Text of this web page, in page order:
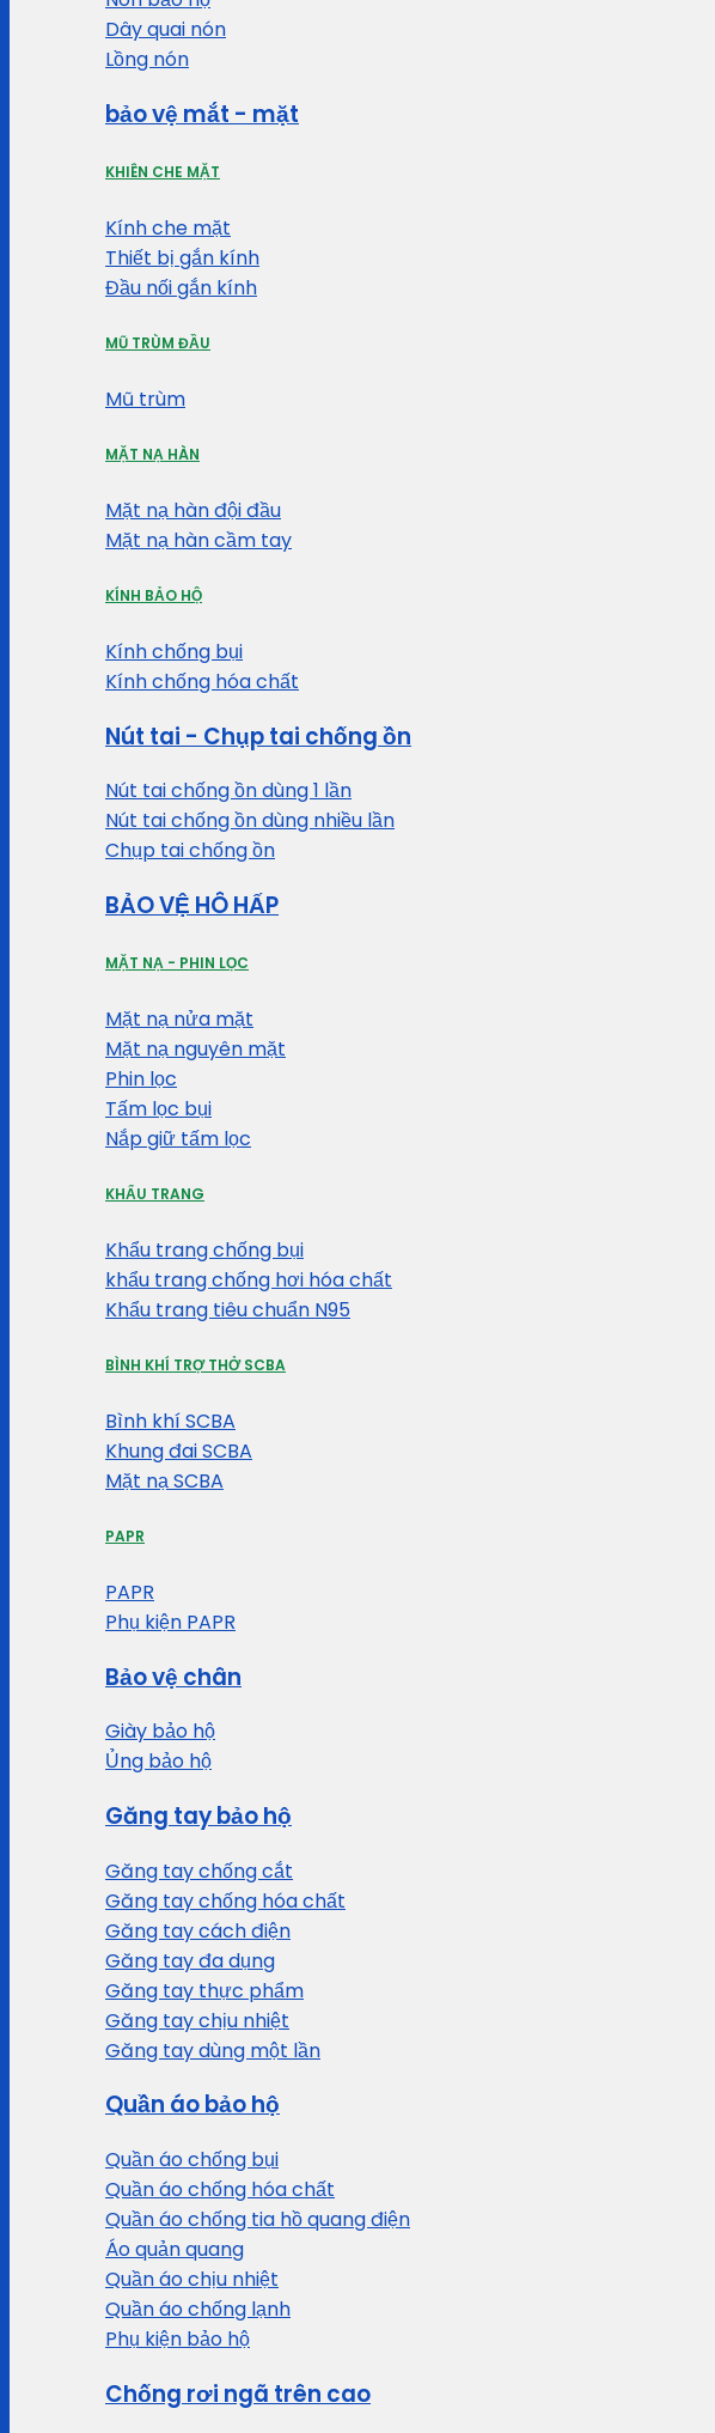
Dây quai nón
Lồng nón
bảo vệ mắt - mặt
KHIÊN CHE MẶT
Kính che mặt
Thiết bị gắn kính
Đầu nối gắn kính
MŨ TRÙM ĐẦU
Mũ trùm
MẶT NẠ HÀN
Mặt nạ hàn đội đầu
Mặt nạ hàn cầm tay
KÍNH BẢO HỘ
Kính chống bụi
Kính chống hóa chất
Nút tai - Chụp tai chống ồn
Nút tai chống ồn dùng 1 lần
Nút tai chống ồn dùng nhiều lần
Chụp tai chống ồn
BẢO VỆ HÔ HẤP
MẶT NẠ - PHIN LỌC
Mặt nạ nửa mặt
Mặt nạ nguyên mặt
Phin lọc
Tấm lọc bụi
Nắp giữ tấm lọc
KHẨU TRANG
Khẩu trang chống bụi
khẩu trang chống hơi hóa chất
Khẩu trang tiêu chuẩn N95
BÌNH KHÍ TRỢ THỞ SCBA
Bình khí SCBA
Khung đai SCBA
Mặt nạ SCBA
PAPR
PAPR
Phụ kiện PAPR
Bảo vệ chân
Giày bảo hộ
Ủng bảo hộ
Găng tay bảo hộ
Găng tay chống cắt
Găng tay chống hóa chất
Găng tay cách điện
Găng tay đa dụng
Găng tay thực phẩm
Găng tay chịu nhiệt
Găng tay dùng một lần
Quần áo bảo hộ
Quần áo chống bụi
Quần áo chống hóa chất
Quần áo chống tia hồ quang điện
Áo quản quang
Quần áo chịu nhiệt
Quần áo chống lạnh
Phụ kiện bảo hộ
Chống rơi ngã trên cao